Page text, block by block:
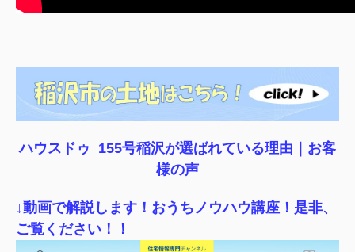
ハウスドゥ 155号稲沢が選ばれている理由｜ お客
様の声
↓動画で解説します！おうちノウハウ講座！是非、
ご覧ください！！